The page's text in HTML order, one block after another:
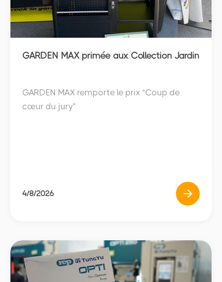
GARDEN MAX primée aux Collection Jardin
GARDEN MAX remporte le prix “Coup de
cœur du jury”
4/8/2026